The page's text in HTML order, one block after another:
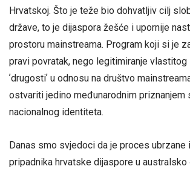
Hrvatskoj. Što je teže bio dohvatljiv cilj
države, to je dijaspora žešće i upornije
prostoru mainstreama. Program koji si je
pravi povratak, nego legitimiranje
ʼdrugostiʼ u odnosu na društvo
ostvariti jedino međunarodnim priznanjem
nacionalnog identiteta.
Danas smo svjedoci da je proces ubrzane
pripadnika hrvatske dijaspore u australsko